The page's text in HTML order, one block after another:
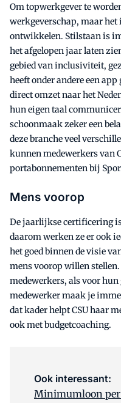
Om topwerkgever te
werkgeverschap, maar
ontwikkelen. Stilstaan is
het afgelopen jaar laten
gebied van inclusiviteit,
heeft onder andere een
direct omzet naar het
hun eigen taal
schoonmaak zeker een
deze branche veel
kunnen medewerkers van
portabonnementen bij
Mens voorop
De jaarlijkse certificering
daarom werken ze er ook
het goed binnen de visie
mens voorop willen
medewerkers, als voor
medewerker maak je
dat kader helpt CSU haar
ook met budgetcoaching.
Ook interessant:
Minimumloon per